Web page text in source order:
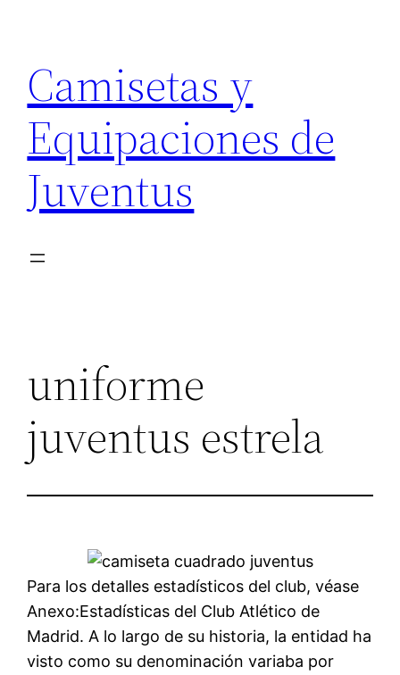
contenido
Camisetas y
Equipaciones de
Juventus
uniforme
juventus estrela
Para los detalles estadísticos del club, véase
Anexo:Estadísticas del Club Atlético de
Madrid. A lo largo de su historia, la entidad ha
visto como su denominación variaba por